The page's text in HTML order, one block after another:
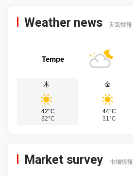
Weather news 天気情報
Tempe
木
42°C
32°C
金
44°C
31°C
Market survey 市場情報